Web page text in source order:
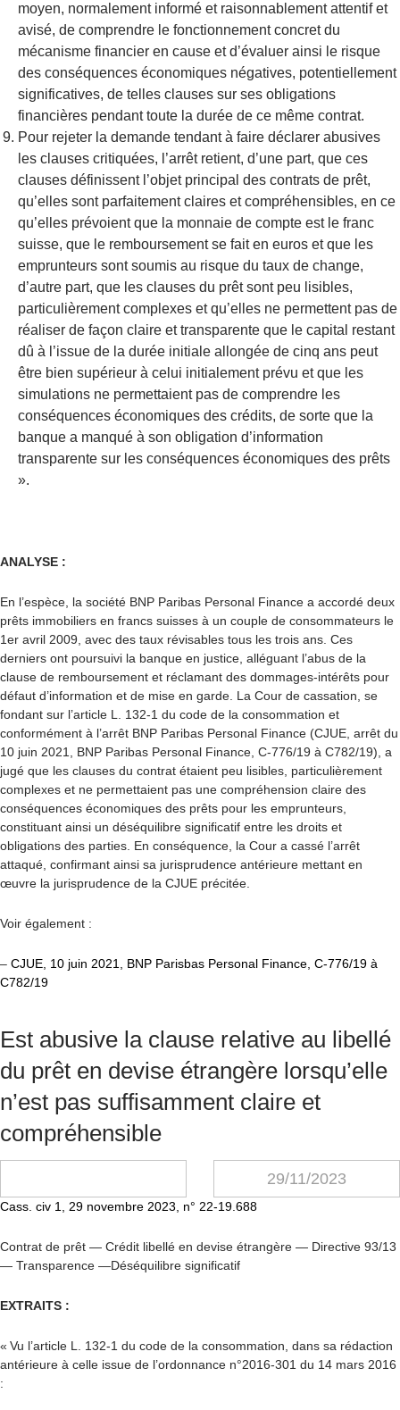
moyen, normalement informé et raisonnablement attentif et
avisé, de comprendre le fonctionnement concret du
mécanisme financier en cause et d’évaluer ainsi le risque
des conséquences économiques négatives, potentiellement
significatives, de telles clauses sur ses obligations
financières pendant toute la durée de ce même contrat.
Pour rejeter la demande tendant à faire déclarer abusives
les clauses critiquées, l’arrêt retient, d’une part, que ces
clauses définissent l’objet principal des contrats de prêt,
qu’elles sont parfaitement claires et compréhensibles, en ce
qu’elles prévoient que la monnaie de compte est le franc
suisse, que le remboursement se fait en euros et que les
emprunteurs sont soumis au risque du taux de change,
d’autre part, que les clauses du prêt sont peu lisibles,
particulièrement complexes et qu’elles ne permettent pas de
réaliser de façon claire et transparente que le capital restant
dû à l’issue de la durée initiale allongée de cinq ans peut
être bien supérieur à celui initialement prévu et que les
simulations ne permettaient pas de comprendre les
conséquences économiques des crédits, de sorte que la
banque a manqué à son obligation d’information
transparente sur les conséquences économiques des prêts
».
ANALYSE :
En l’espèce, la société BNP Paribas Personal Finance a accordé deux
prêts immobiliers en francs suisses à un couple de consommateurs le
1er avril 2009, avec des taux révisables tous les trois ans. Ces
derniers ont poursuivi la banque en justice, alléguant l’abus de la
clause de remboursement et réclamant des dommages-intérêts pour
défaut d’information et de mise en garde. La Cour de cassation, se
fondant sur l’article L. 132-1 du code de la consommation et
conformément à l’arrêt BNP Paribas Personal Finance (CJUE, arrêt du
10 juin 2021, BNP Paribas Personal Finance, C-776/19 à C782/19), a
jugé que les clauses du contrat étaient peu lisibles, particulièrement
complexes et ne permettaient pas une compréhension claire des
conséquences économiques des prêts pour les emprunteurs,
constituant ainsi un déséquilibre significatif entre les droits et
obligations des parties. En conséquence, la Cour a cassé l’arrêt
attaqué, confirmant ainsi sa jurisprudence antérieure mettant en
œuvre la jurisprudence de la CJUE précitée.
Voir également :
– CJUE, 10 juin 2021, BNP Parisbas Personal Finance, C-776/19 à
C782/19
Est abusive la clause relative au libellé
du prêt en devise étrangère lorsqu’elle
n’est pas suffisamment claire et
compréhensible
29/11/2023
Cass. civ 1, 29 novembre 2023, n° 22-19.688
Contrat de prêt — Crédit libellé en devise étrangère — Directive 93/13
— Transparence —Déséquilibre significatif
EXTRAITS :
« Vu l’article L. 132-1 du code de la consommation, dans sa rédaction
antérieure à celle issue de l’ordonnance n°2016-301 du 14 mars 2016
: